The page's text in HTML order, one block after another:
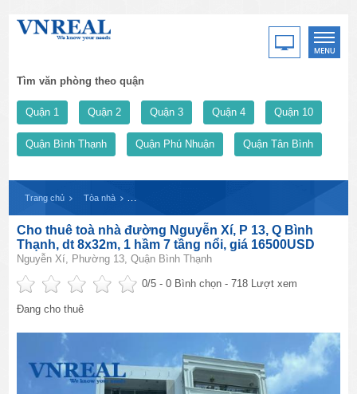
Tìm văn phòng theo quận
Quận 1 Quận 2 Quận 3 Quận 4 Quận 10
Quận Bình Thạnh Quận Phú Nhuận Quận Tân Bình
Trang chủ Tòa nhà
Cho thuê toà nhà đường Nguyễn Xí, P 13, Q Bình
Thạnh, dt 8x32m, 1 hầm 7 tầng nổi, giá 16500USD
Nguyễn Xí, Phường 13, Quận Bình Thạnh
0/5 -0 Bình chọn - 718 Lượt xem
Đang cho thuê